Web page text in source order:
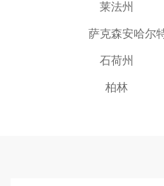
莱法州
萨克森安哈尔
石荷州
柏林